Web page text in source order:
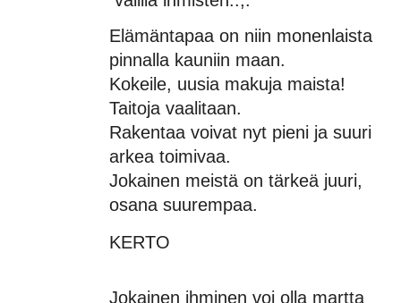
Elämäntapaa on niin monenlaista
pinnalla kauniin maan.
Kokeile, uusia makuja maista!
Taitoja
Rakentaa voivat nyt pieni
arkea toimivaa.
Jokainen meistä on tärkeä juuri,
osana suurempaa.
KERTO
Jokainen ihminen voi olla martta